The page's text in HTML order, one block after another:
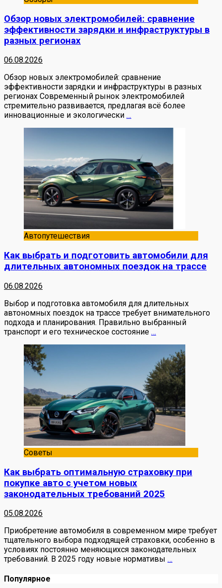
Обзор новых электромобилей: сравнение
эффективности зарядки и инфраструктуры в
разных регионах
06.08.2026
Обзор новых электромобилей: сравнение
эффективности зарядки и инфраструктуры в разных
регионах Современный рынок электромобилей
стремительно развивается, предлагая всё более
инновационные и экологически …
Автопутешествия
Как выбрать и подготовить автомобили для
длительных автономных поездок на трассе
06.08.2026
Выбор и подготовка автомобиля для длительных
автономных поездок на трассе требует внимательного
подхода и планирования. Правильно выбранный
транспорт и его техническое состояние …
Советы
Как выбрать оптимальную страховку при
покупке авто с учетом новых
законодательных требований 2025
05.08.2026
Приобретение автомобиля в современном мире требует
тщательного выбора подходящей страховки, особенно в
условиях постоянно меняющихся законодательных
требований. В 2025 году новые нормативы …
Популярное